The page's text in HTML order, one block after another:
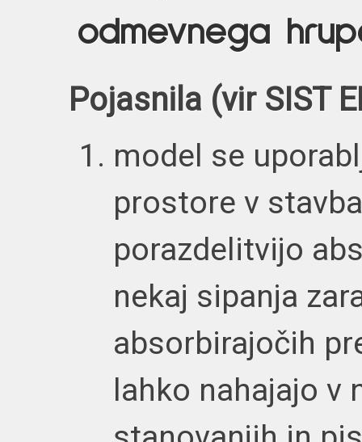
odmevnega
Pojasnila (vir SIST
model se
prostore v
porazdelitvijo
nekaj sipanja
absorbirajočih
lahko nahajajo v